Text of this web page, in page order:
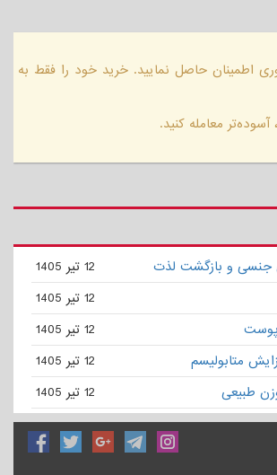
اطمینان حاصل نمایید. خرید خود را فقط به
آسوده‌تر معامله کنید.
جنسی و بازگشت لذت
12 تیر 1405
12 تیر 1405
12 تیر 1405
متابولیسم
12 تیر 1405
طبیعی 12 تیر 1405